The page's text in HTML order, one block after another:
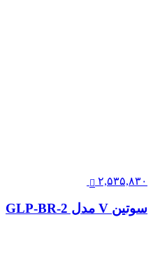
۲,۵۳۵,۸۳۰
سوتین V مدل GLP-BR-2